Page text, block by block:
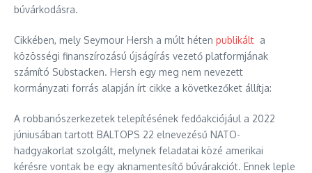
búvárkodásra.
Cikkében, mely Seymour Hersh a múlt héten publikált a
közösségi finanszírozású újságírás vezető platformjának
számító Substacken. Hersh egy meg nem nevezett
kormányzati forrás alapján írt cikke a következőket állítja:
A robbanószerkezetek telepítésének fedőakciójául a 2022
júniusában tartott BALTOPS 22 elnevezésű NATO-
hadgyakorlat szolgált, melynek feladatai közé amerikai
kérésre vontak be egy aknamentesítő búvárakciót. Ennek leple